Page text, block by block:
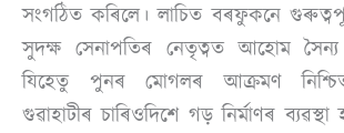
সংগঠিত কৰিলে। লাচিত বৰফুকনে
সুদক্ষ সেনাপতিৰ নেতৃত্বত আহোম
যিহেতু পুনৰ মোগলৰ আক্ৰমণ
গুৱাহাটীৰ চাৰিওদিশে গড় নিৰ্মাণৰ